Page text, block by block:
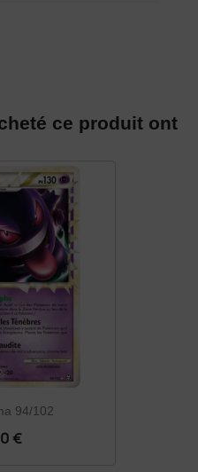
ce produit ont
94/102
€